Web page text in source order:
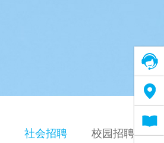
社会招聘 校园招聘